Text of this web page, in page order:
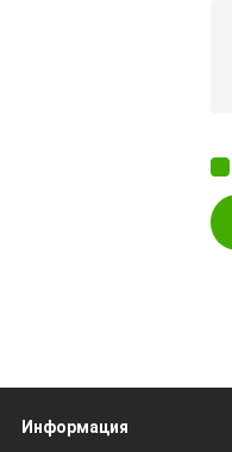
Информация